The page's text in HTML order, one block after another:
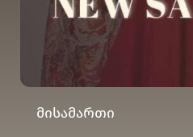
მისამართი